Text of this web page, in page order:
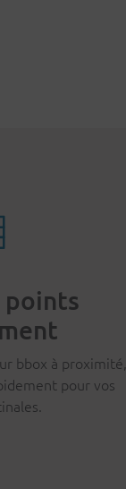
points
bbox à proximité,
pour vos